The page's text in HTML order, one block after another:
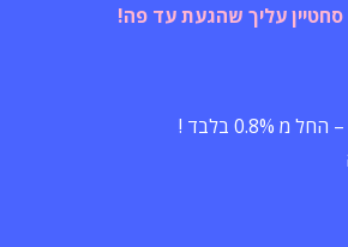
עליך שהגעת עד פה!
בלבד !